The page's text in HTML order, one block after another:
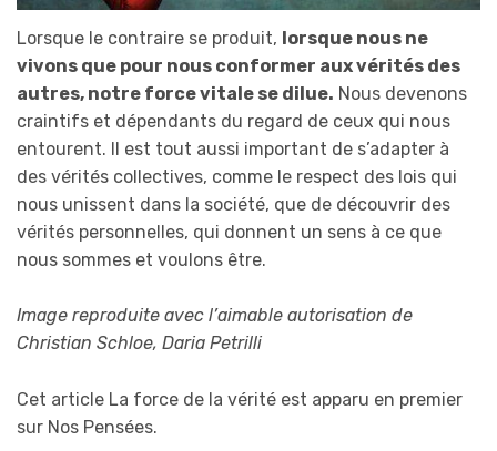
Lorsque le contraire se produit, lorsque nous ne
vivons que pour nous conformer aux vérités des
autres, notre force vitale se dilue. Nous devenons
craintifs et dépendants du regard de ceux qui nous
entourent. Il est tout aussi important de s’adapter à
des vérités collectives, comme le respect des lois qui
nous unissent dans la société, que de découvrir des
vérités personnelles, qui donnent un sens à ce que
nous sommes et voulons être.
Image reproduite avec l’aimable autorisation de
Christian Schloe, Daria Petrilli
Cet article La force de la vérité est apparu en premier
sur Nos Pensées.